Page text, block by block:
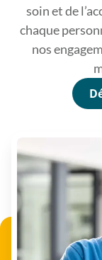
soin et de
chaque
nos